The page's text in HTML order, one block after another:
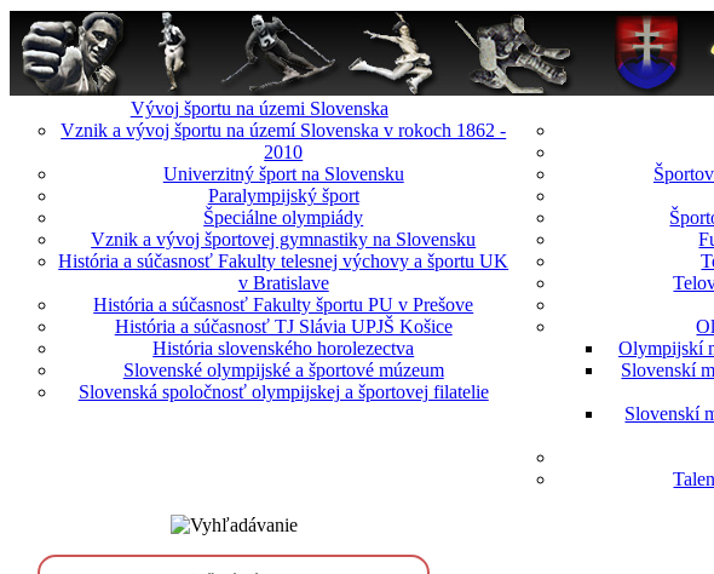
Vývoj športu na územi Slovenska
Vznik a vývoj športu na území Slovenska v rokoch 1862 -
2010
Univerzitný šport na Slovensku
Paralympijský šport
Špeciálne olympiády
Vznik a vývoj športovej gymnastiky na Slovensku
História a súčasnosť Fakulty telesnej výchovy a športu UK
v Bratislave
História a súčasnosť Fakulty športu PU v Prešove
História a súčasnosť TJ Slávia UPJŠ Košice
História slovenského horolezectva
Slovenské olympijské a športové múzeum
Slovenská spoločnosť olympijskej a športovej filatelie
Olympijskí
Slovenskí
Slovenskí